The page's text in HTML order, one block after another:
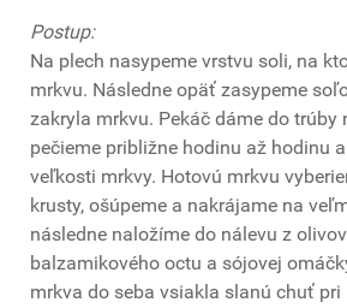
Postup:
Na plech nasypeme vrstvu soli, na
mrkvu. Následne opäť zasypeme
zakryla mrkvu. Pekáč dáme do trúby
pečieme približne hodinu až hodinu
veľkosti mrkvy. Hotovú mrkvu
krusty, ošúpeme a nakrájame na
následne naložíme do nálevu z
balzamikového octu a sójovej
mrkva do seba vsiakla slanú chuť pri